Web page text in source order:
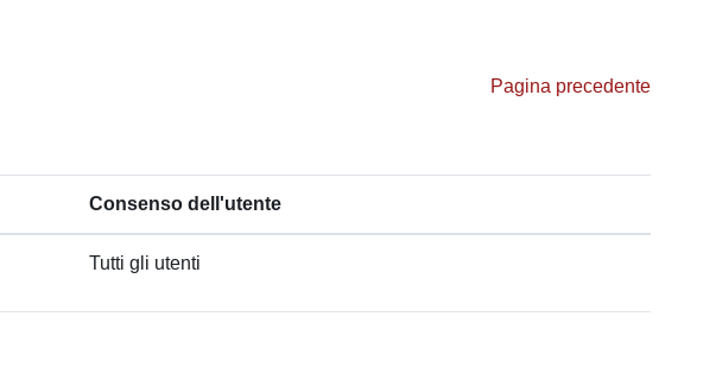
Pagina precedente
Consenso dell'utente
Tutti gli utenti